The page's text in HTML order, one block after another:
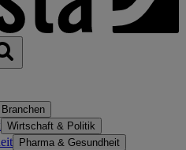
Wirtschaft & Politik
Pharma & Gesundheit